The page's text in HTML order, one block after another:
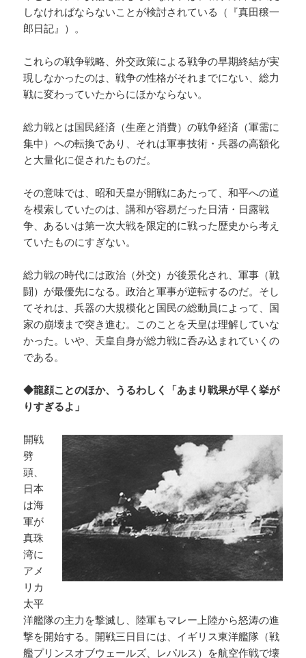
しなければならないことが検討されている（『真田穣一
郎日記』）。
これらの戦争戦略、外交政策による戦争の早期終結が実
現しなかったのは、戦争の性格がそれまでにない、総力
戦に変わっていたからにほかならない。
総力戦とは国民経済（生産と消費）の戦争経済（軍需に
集中）への転換であり、それは軍事技術・兵器の高額化
と大量化に促されたものだ。
その意味では、昭和天皇が開戦にあたって、和平への道
を模索していたのは、講和が容易だった日清・日露戦
争、あるいは第一次大戦を限定的に戦った歴史から考え
ていたものにすぎない。
総力戦の時代には政治（外交）が後景化され、軍事（戦
闘）が最優先になる。政治と軍事が逆転するのだ。そし
てそれは、兵器の大規模化と国民の総動員によって、国
家の崩壊まで突き進む。このことを天皇は理解していな
かった。いや、天皇自身が総力戦に呑み込まれていくの
である。
◆龍顔ことのほか、うるわしく「あまり戦果が早く挙が
りすぎるよ」
開戦
劈
頭、
日本
は海
軍が
真珠
湾に
アメ
リカ
太平
洋艦隊の主力を撃滅し、陸軍もマレー上陸から怒涛の進
撃を開始する。開戦三日目には、イギリス東洋艦隊（戦
艦プリンスオブウェールズ、レパルス）を航空作戦で壊